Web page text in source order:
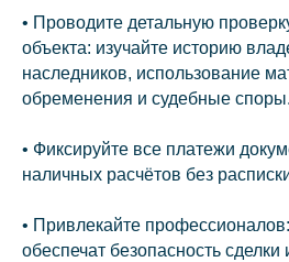
• Проводите детальную
объекта: изучайте историю
наследников, использование
обременения и судебные споры.
• Фиксируйте все платежи
наличных расчётов без
• Привлекайте
обеспечат безопасность